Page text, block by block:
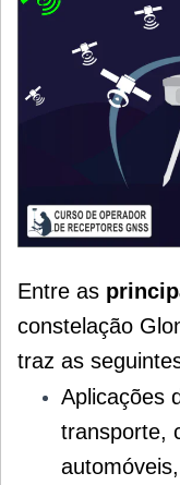
Entre as
constelação
traz as
Aplicações
transporte,